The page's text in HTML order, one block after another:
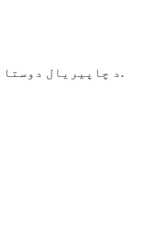
د چاپیریال دوستانه بسته بندۍ حل لارې تعقیب کړئ.